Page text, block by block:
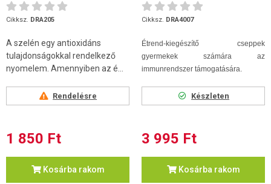
Cikksz. DRA205
A szelén egy antioxidáns
tulajdonságokkal rendelkező
nyomelem. Amennyiben az é...
Rendelésre
1 850 Ft
Kosárba rakom
30ml
Cikksz. DRA4007
Étrend-kiegészítő cseppek
gyermekek számára az
immunrendszer támogatására.
Készleten
3 995 Ft
Kosárba rakom